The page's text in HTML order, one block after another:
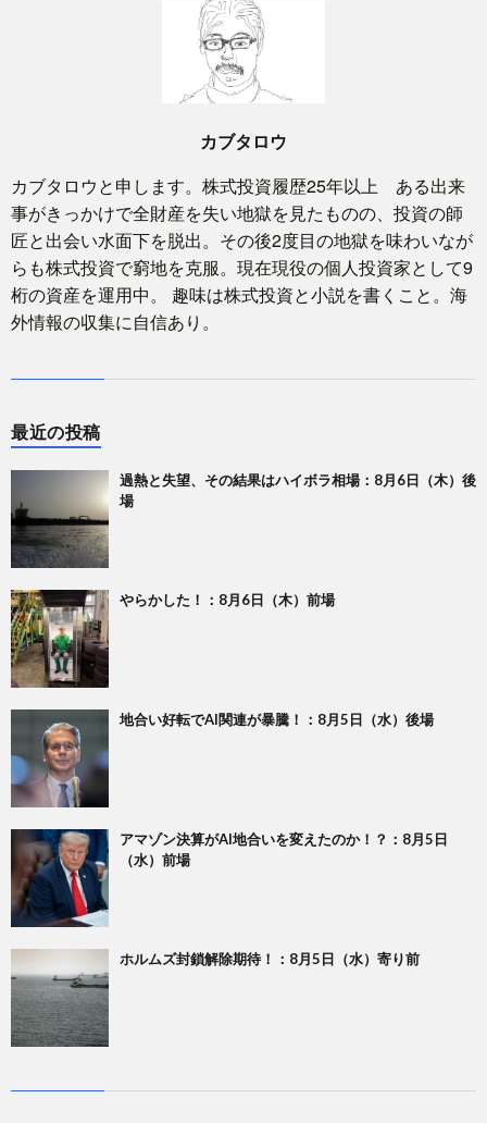
カブタロウ
カブタロウと申します。株式投資履歴25年以上 ある出来
事がきっかけで全財産を失い地獄を見たものの、投資の師
匠と出会い水面下を脱出。その後2度目の地獄を味わいなが
らも株式投資で窮地を克服。現在現役の個人投資家として9
桁の資産を運用中。 趣味は株式投資と小説を書くこと。海
外情報の収集に自信あり。
最近の投稿
過熱と失望、その結果はハイボラ相場：8月6日（木）後
場
やらかした！：8月6日（木）前場
地合い好転でAI関連が暴騰！：8月5日（水）後場
アマゾン決算がAI地合いを変えたのか！？：8月5日
（水）前場
ホルムズ封鎖解除期待！：8月5日（水）寄り前